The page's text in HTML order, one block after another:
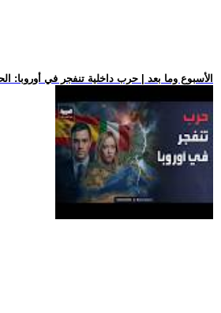
.. الأسبوع وما بعد | حرب داخلية تنفجر في أوروبا: